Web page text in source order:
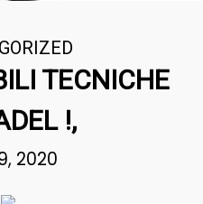
TECNICHE
!,
2020